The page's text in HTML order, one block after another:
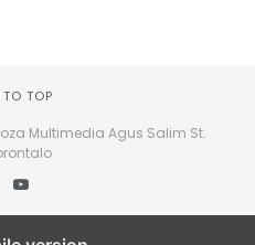
TOP
Multimedia Agus Salim St.